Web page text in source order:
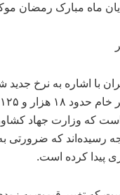
ماه مبارک رمضان
با اشاره به نرخ جدید
است که وزارت جهاد
که ضرورتی به
پیدا کرده است.